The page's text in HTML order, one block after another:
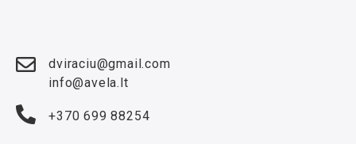
dviraciu@gmail.com
info@avela.lt
+370 699 88254